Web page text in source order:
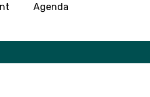
Agenda